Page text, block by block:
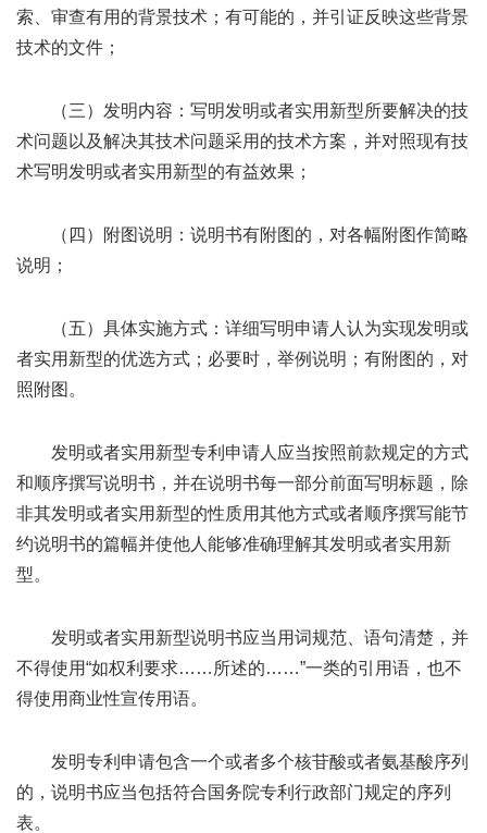
索、审查有用的背景技术；有可能的，并引证反映这些背景
技术的文件；
（三）发明内容：写明发明或者实用新型所要解决的技
术问题以及解决其技术问题采用的技术方案，并对照现有技
术写明发明或者实用新型的有益效果；
（四）附图说明：说明书有附图的，对各幅附图作简略
说明；
（五）具体实施方式：详细写明申请人认为实现发明或
者实用新型的优选方式；必要时，举例说明；有附图的，对
照附图。
发明或者实用新型专利申请人应当按照前款规定的方式
和顺序撰写说明书，并在说明书每一部分前面写明标题，除
非其发明或者实用新型的性质用其他方式或者顺序撰写能节
约说明书的篇幅并使他人能够准确理解其发明或者实用新
型。
发明或者实用新型说明书应当用词规范、语句清楚，并
不得使用“如权利要求……所述的……”一类的引用语，也不
得使用商业性宣传用语。
发明专利申请包含一个或者多个核苷酸或者氨基酸序列
的，说明书应当包括符合国务院专利行政部门规定的序列
表。